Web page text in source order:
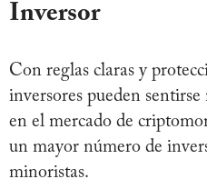
Inversor
Con reglas claras y
inversores pueden
en el mercado de
un mayor número de
minoristas.